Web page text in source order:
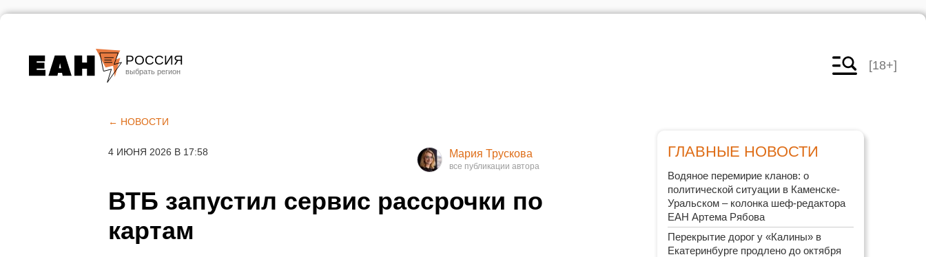
РОССИЯ
Челябинск
[18+]
← НОВОСТИ
4 ИЮНЯ 2026 В 17:58 Мария Трускова
ВТБ запустил сервис рассрочки по
картам
ГЛАВНЫЕ НОВОСТИ
Водяное перемирие кланов: о
политической ситуации в Каменске-
Уральском – колонка шеф-редактора
ЕАН Артема Рябова
Перекрытие дорог у «Калины» в
Екатеринбурге продлено до октября